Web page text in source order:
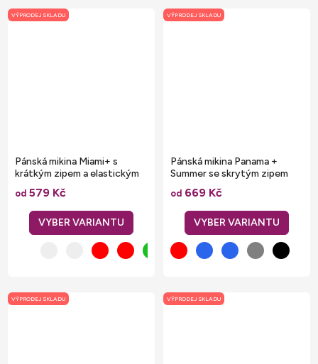
VÝPRODEJ SKLADU
Pánská mikina Miami+ s
krátkým zipem a elastickým
žebrováním
od 579 Kč
VÝPRODEJ SKLADU
Pánská mikina Panama +
Summer se skrytým zipem
od 669 Kč
VÝPRODEJ SKLADU VÝPRODEJ SKLADU